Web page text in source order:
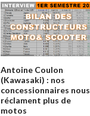
Antoine Coulon
(Kawasaki) : nos
concessionnaires nous
réclament plus de
motos